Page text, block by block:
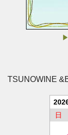
TSUNOWINE
日